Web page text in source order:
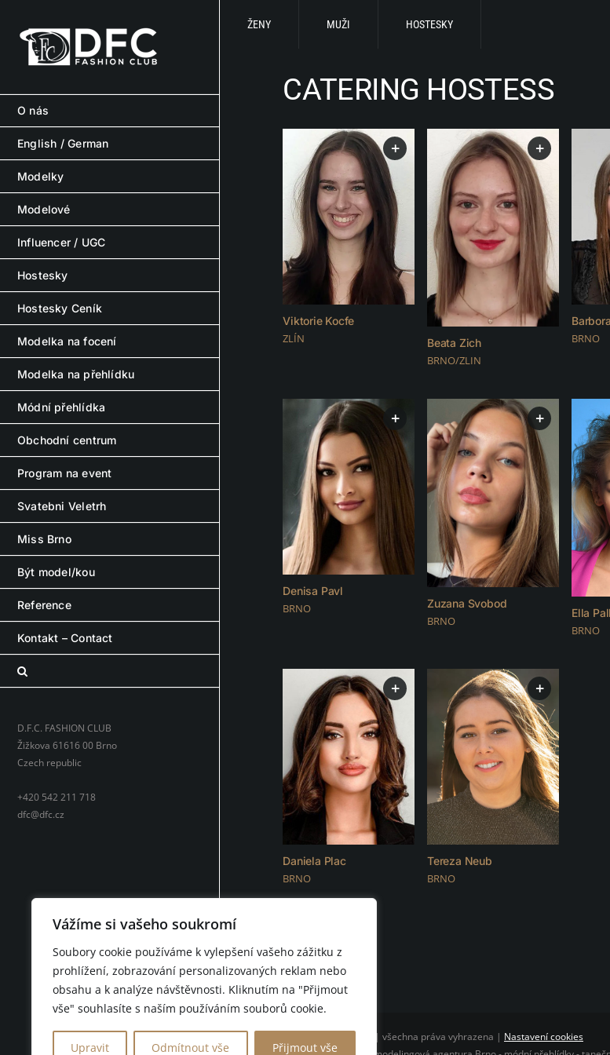
Vážíme si vašeho soukromí
Soubory cookie používáme k vylepšení vašeho zážitku z
prohlížení, zobrazování personalizovaných reklam nebo
obsahu a k analýze návštěvnosti. Kliknutím na "Přijmout
vše" souhlasíte s naším používáním souborů cookie.
Upravit Odmítnout vše Přijmout vše
ŽENY MUŽI HOSTESKY
content
O nás
English / German
Modelky
Modelové
Influencer / UGC
Hostesky
Hostesky Ceník
Modelka na focení
Modelka na přehlídku
Módní přehlídka
Obchodní centrum
Program na event
Svatebni Veletrh
Miss Brno
Být model/kou
Reference
Kontakt – Contact
D.F.C. FASHION CLUB
Žižkova 61616 00 Brno
Czech republic
+420 542 211 718
dfc@dfc.cz
CATERING HOSTESS
+
Viktorie Kocfe
ZLÍN
+
Beata Zich
BRNO/ZLIN
BRNO
+
Denisa Pavl
BRNO
+
Zuzana Svobod
BRNO
Ella Pall
BRNO
+
Daniela Plac
BRNO
+
Tereza Neub
BRNO
© 2026 D.F.C. FASHION CLUB | všechna práva vyhrazena | Nastavení cookies